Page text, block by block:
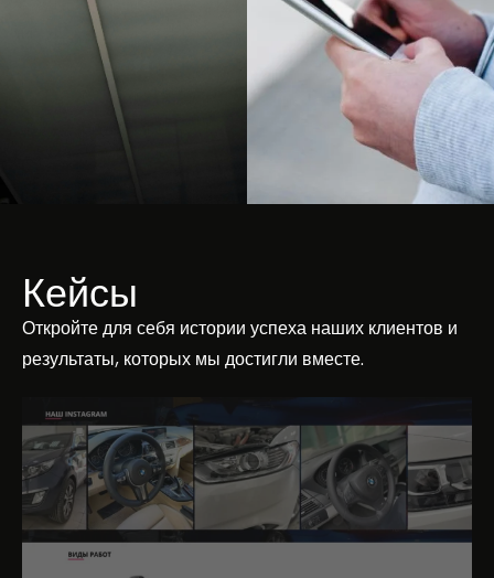
Кейсы
Откройте для себя истории успеха наших клиентов и
результаты, которых мы достигли вместе.